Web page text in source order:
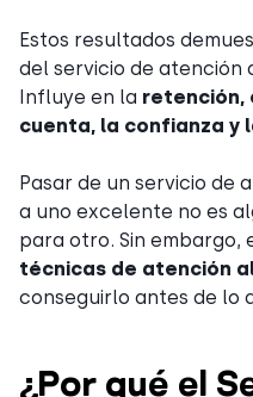
Estos resultados
del servicio de atención
Influye en la retención,
cuenta, la confianza y
Pasar de un servicio de
a uno excelente no es
para otro. Sin embargo,
técnicas de atención
conseguirlo antes de lo
¿Por qué el